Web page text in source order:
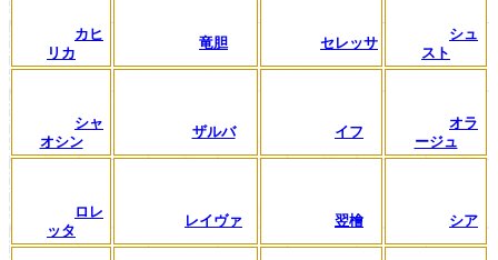
カヒ
リカ
竜胆 セレッサ
シュ
スト
シャ
オシン
ザルバ イフ
オラ
ージュ
ロレ
ッタ
レイヴァ 翌檜 シア